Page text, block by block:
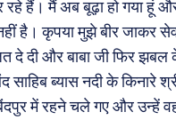
रहे हैं। मैं अब बूढ़ा हो गया हूं
है। कृपया मुझे बीर जाकर
दे दी और बाबा जी फिर झबल
ब्यास नदी के किनारे
में रहने चले गए और उन्हें